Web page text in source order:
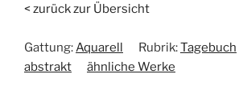
< zurück zur Übersicht
Gattung: Aquarell Rubrik:Tagebuch
abstrakt
ähnliche Werke